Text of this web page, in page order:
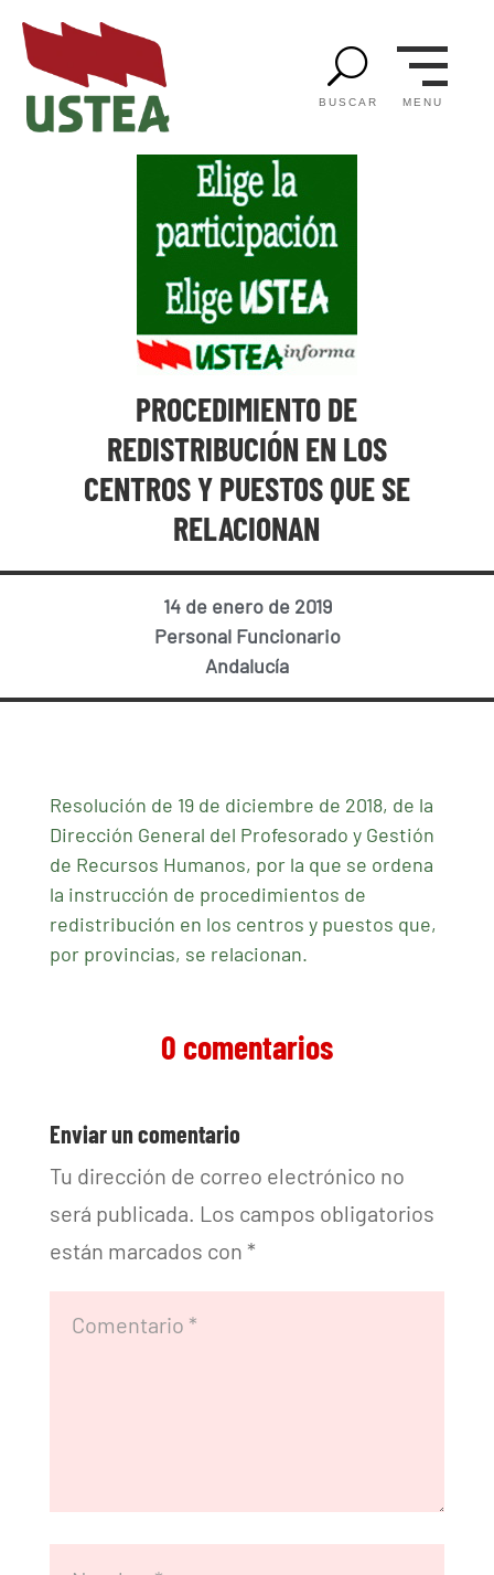
U
BUSCAR MENU
PROCEDIMIENTO DE
REDISTRIBUCIÓN EN LOS
CENTROS Y PUESTOS QUE SE
RELACIONAN
14 de enero de 2019
Personal Funcionario
Andalucía
Resolución de 19 de diciembre de 2018, de la
Dirección General del Profesorado y Gestión
de Recursos Humanos, por la que se ordena
la instrucción de procedimientos de
redistribución en los centros y puestos que,
por provincias, se relacionan.
0 comentarios
Enviar un comentario
Tu dirección de correo electrónico no
será publicada. Los campos obligatorios
están marcados con *